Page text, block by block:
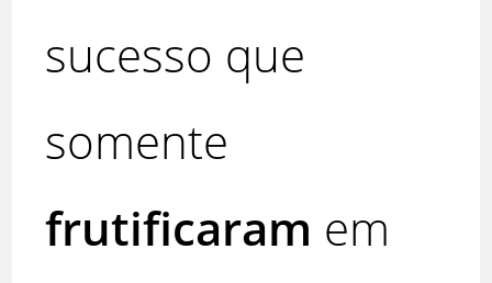
sucesso que
somente
frutificaram em